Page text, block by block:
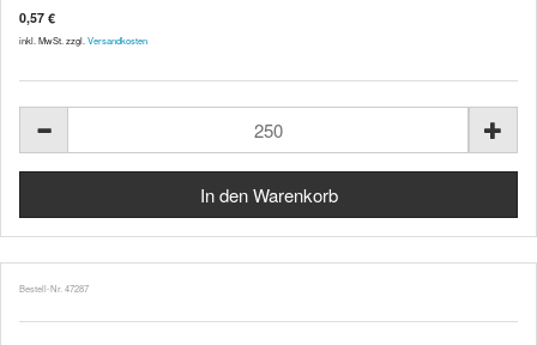
0,57 €
inkl. MwSt. zzgl. Versandkosten
Bestell-Nr. 47287